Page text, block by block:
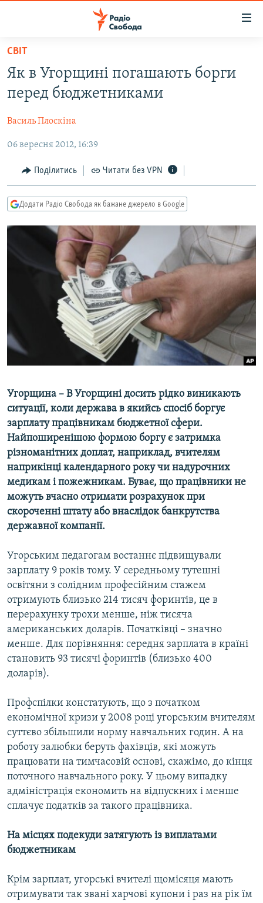
Перейти
основного
матеріалу
Перейти
до
навігації
Перейти
пошуку
ВСЕ ЗА ДОБУ
СТАТТІ
ПОЛІТИКА
ЕКОНОМІКА
СУСПІЛЬСТВО
СПОРТ
ВІЙНА
РОСІЙСЬКА «ФІЛЬТРАЦІЯ»
ДОНБАС.РЕАЛІЇ
КРИМ.РЕАЛІЇ
ТИ ЯК?
КИТАЙ.ВИКЛИКИ
МУЛЬТИМЕДІА
СПЕЦПРОЄКТИ
ПОДКАСТИ
УКР
КТАТ
СВІТ
Як в Угорщині погашають борги
перед бюджетниками
Василь Плоскіна
06 вересня 2012, 16:39
Поділитись Читати без VPN
Додати Радіо Свобода як бажане джерело в Google
Угорщина – В Угорщині досить рідко виникають
ситуації, коли держава в якийсь спосіб боргує
зарплату працівникам бюджетної сфери.
Найпоширенішою формою боргу є затримка
різноманітних доплат, наприклад, вчителям
наприкінці календарного року чи надурочних
медикам і пожежникам. Буває, що працівники не
можуть вчасно отримати розрахунок при
скороченні штату або внаслідок банкрутства
державної компанії.
Угорським педагогам востаннє підвищували
зарплату 9 років тому. У середньому тутешні
освітяни з солідним професійним стажем
отримують близько 214 тисяч форинтів, це в
перерахунку трохи менше, ніж тисяча
американських доларів. Початківці – значно
менше. Для порівняння: середня зарплата в країні
становить 93 тисячі форинтів (близько 400
доларів).
Профспілки констатують, що з початком
економічної кризи у 2008 році угорським вчителям
суттєво збільшили норму навчальних годин. А на
роботу залюбки беруть фахівців, які можуть
працювати на тимчасовій основі, скажімо, до кінця
поточного навчального року. У цьому випадку
адміністрація економить на відпускних і менше
сплачує податків за такого працівника.
На місцях подекуди затягують із виплатами
бюджетникам
Крім зарплат, угорські вчителі щомісяця мають
отримувати так звані харчові купони і раз на рік їм